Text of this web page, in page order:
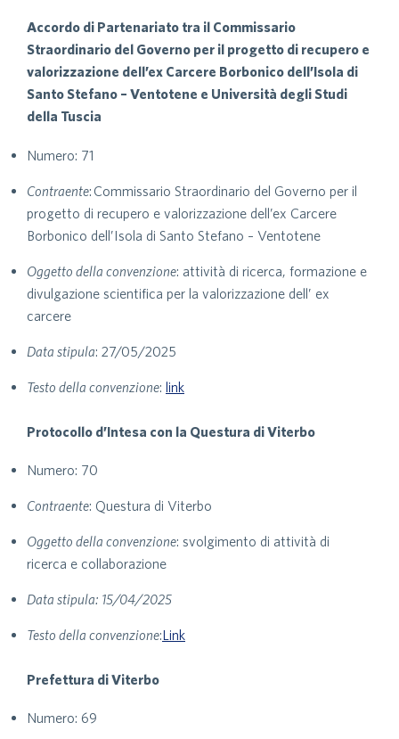
Accordo di Partenariato tra il Commissario
Straordinario del Governo per il progetto di recupero e
valorizzazione dell’ex Carcere Borbonico dell’Isola di
Santo Stefano – Ventotene e Università degli Studi
della Tuscia
Numero: 71
Contraente: Commissario Straordinario del Governo per il
progetto di recupero e valorizzazione dell’ex Carcere
Borbonico dell’Isola di Santo Stefano – Ventotene
Oggetto della convenzione: attività di ricerca, formazione e
divulgazione scientifica per la valorizzazione dell’ ex
carcere
Data stipula: 27/05/2025
Testo della convenzione: link
Protocollo d’Intesa con la Questura di Viterbo
Numero: 70
Contraente: Questura di Viterbo
Oggetto della convenzione: svolgimento di attività di
ricerca e collaborazione
Data stipula: 15/04/2025
Testo della convenzione:Link
Prefettura di Viterbo
Numero: 69